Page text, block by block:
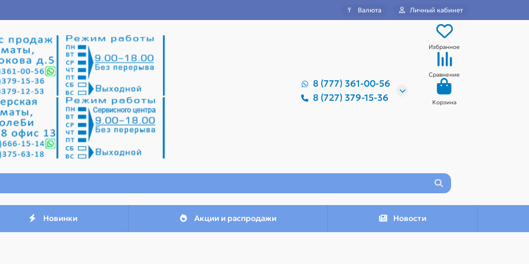
₸ Валюта Личный кабинет
8 (777) 361-00-56
8 (727) 379-15-36
Избранное
Сравнение
Корзина
Новинки Акции и распродажи Новости